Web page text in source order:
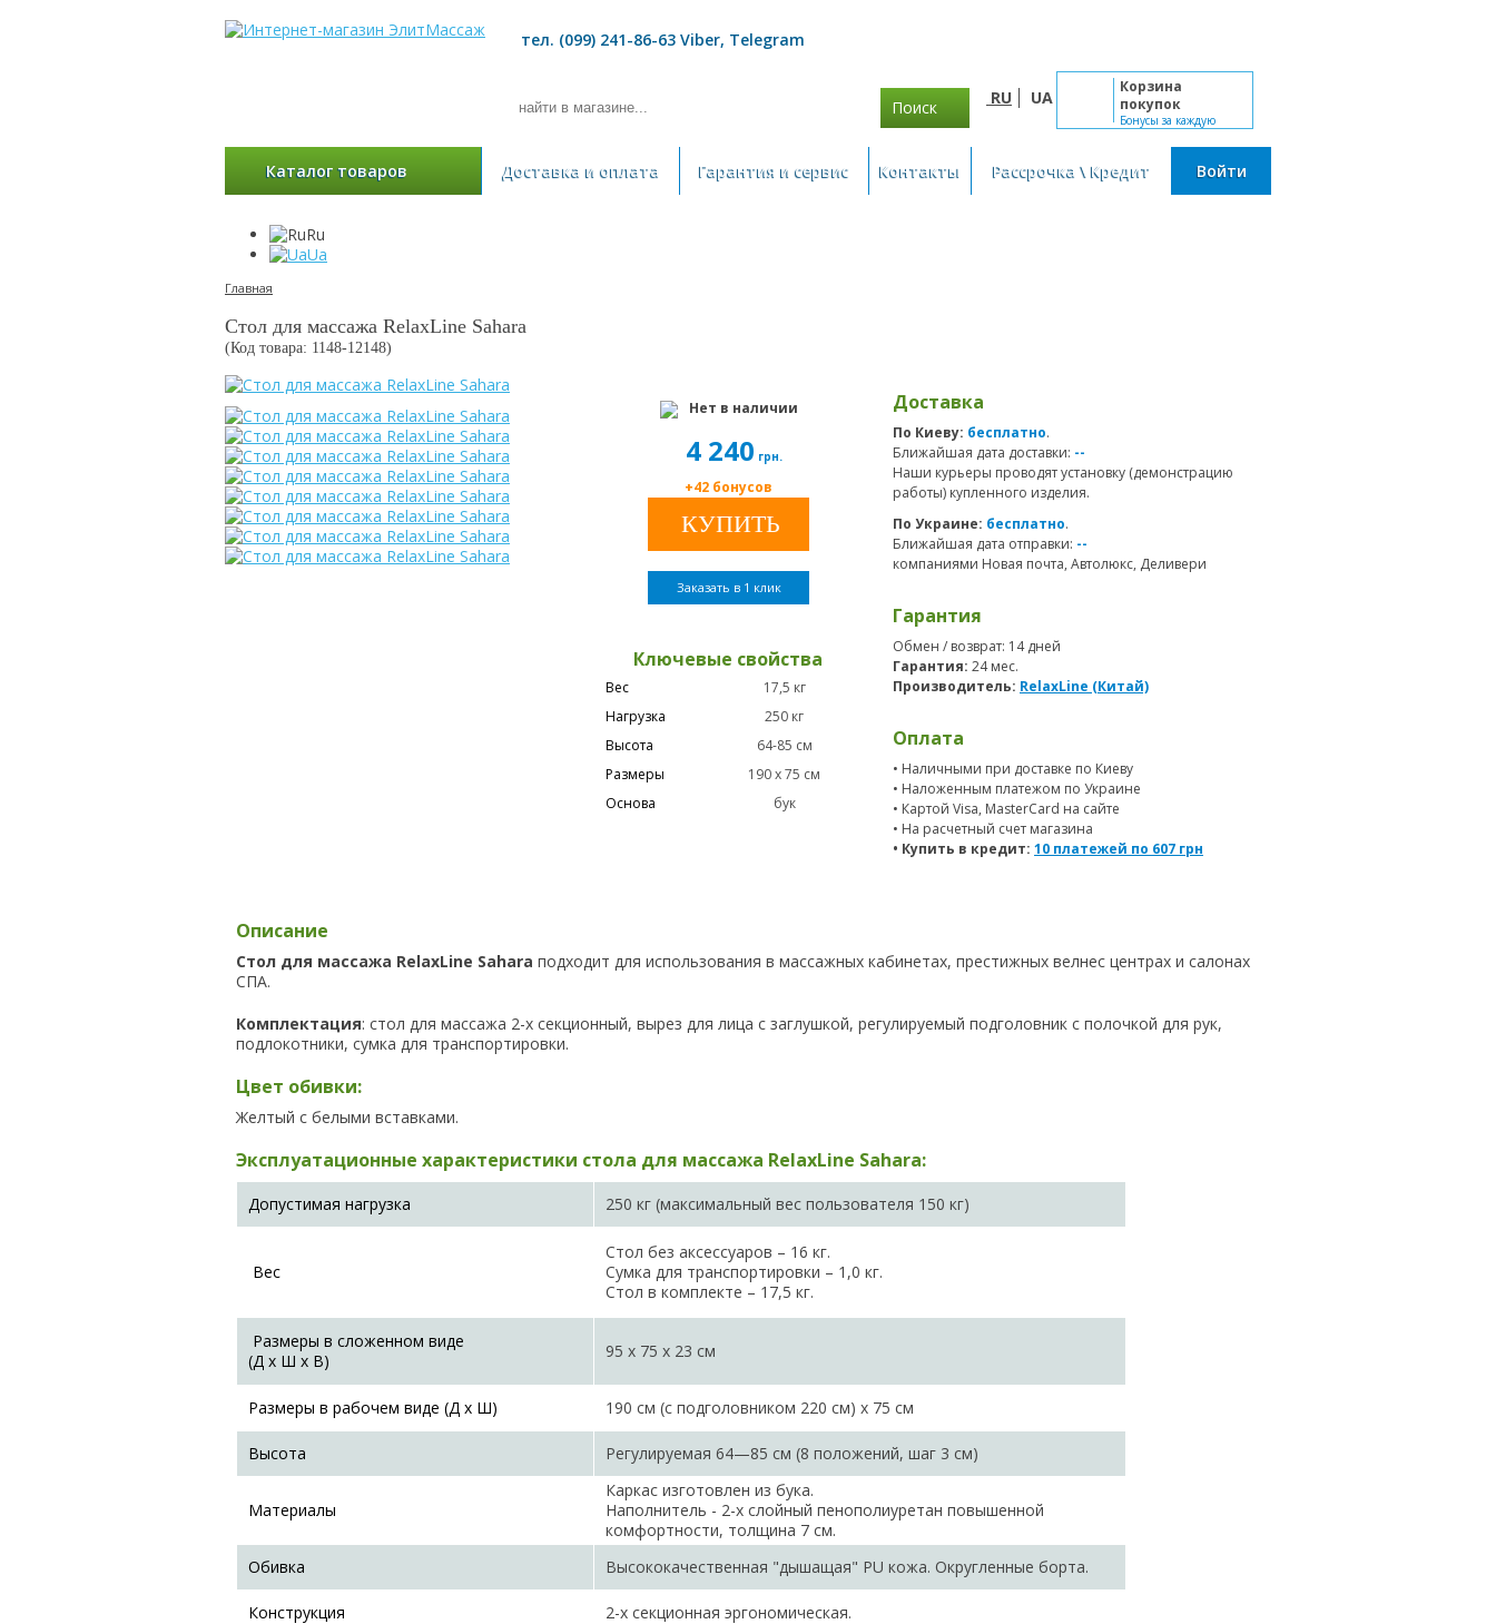
тел. (099) 241-86-63 Viber, Telegram
Поиск RU UA
Корзина
покупок
Бонусы за каждую
покупку
Каталог товаров Доставка и оплата Гарантия и сервис Контакты Рассрочка \ Кредит Войти
Ru
Ua
Главная
Стол для массажа RelaxLine Sahara
(Код товара: 1148-12148)
Нет в наличии
4 240 грн.
+42 бонусов
Заказать в 1 клик
Ключевые свойства
Вес
17,5 кг
Нагрузка
250 кг
Высота
64-85 см
Размеры
190 х 75 см
Основа
бук
Доставка
По Киеву: бесплатно.
Ближайшая дата доставки: --
Наши курьеры проводят установку (демонстрацию
работы) купленного изделия.
По Украине: бесплатно.
Ближайшая дата отправки: --
компаниями Новая почта, Автолюкс, Деливери
Гарантия
Обмен / возврат: 14 дней
Гарантия: 24 мес.
Производитель: RelaxLine (Китай)
Оплата
• Наличными при доставке по Киеву
• Наложенным платежом по Украине
• Картой Visa, MasterCard на сайте
• На расчетный счет магазина
• Купить в кредит: 10 платежей по 607 грн
Описание
Стол для массажа RelaxLine Sahara подходит для использования в массажных кабинетах, престижных велнес центрах и салонах
СПА.
Комплектация: стол для массажа 2-х секционный, вырез для лица с заглушкой, регулируемый подголовник с полочкой для рук,
подлокотники, сумка для транспортировки.
Цвет обивки:
Желтый с белыми вставками.
Эксплуатационные характеристики стола для массажа RelaxLine Sahara:
Допустимая нагрузка 250 кг (максимальный вес пользователя 150 кг)
Вес
Стол без аксессуаров – 16 кг.
Сумка для транспортировки – 1,0 кг.
Стол в комплекте – 17,5 кг.
Размеры в сложенном виде
(Д х Ш х В)
95 х 75 х 23 см
Размеры в рабочем виде (Д х Ш) 190 см (с подголовником 220 см) х 75 см
Высота Регулируемая 64—85 см (8 положений, шаг 3 см)
Материалы
Каркас изготовлен из бука.
Наполнитель - 2-х слойный пенополиуретан повышенной
комфортности, толщина 7 см.
Обивка
Высококачественная "дышащая" PU кожа. Округленные борта.
Конструкция 2-х секционная эргономическая.